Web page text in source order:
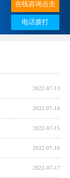
在线咨询点击
电话拨打
2022-07-13
2022-07-14
2022-07-15
2022-07-16
2022-07-17